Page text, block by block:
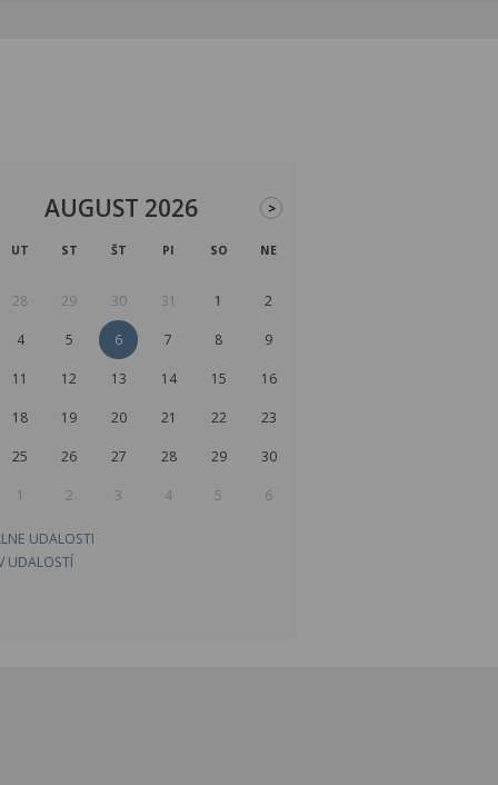
AUGUST 2026 >
UT ST ŠT PI SO NE
28 29 30 31 1 2
4 5 6 7 8 9
11 12 13 14 15 16
18 19 20 21 22 23
25 26 27 28 29 30
1 2 3 4 5 6
UDALOSTI
UDALOSTÍ